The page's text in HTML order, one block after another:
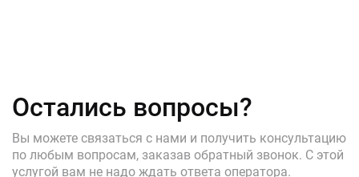
Остались вопросы?
Вы можете связаться с нами и получить консультацию
по любым вопросам, заказав обратный звонок. С этой
услугой вам не надо ждать ответа оператора.